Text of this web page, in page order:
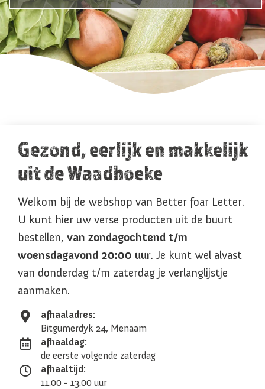
Gezond, eerlijk en makkelijk
uit de Waadhoeke
Welkom bij de webshop van Better foar Letter.
U kunt hier uw verse producten uit de buurt
bestellen, van zondagochtend t/m
woensdagavond 20:00 uur. Je kunt wel alvast
van donderdag t/m zaterdag je verlanglijstje
aanmaken.
afhaaladres:
Bitgumerdyk 24, Menaam
afhaaldag:
de eerste volgende zaterdag
afhaaltijd:
11.00 - 13.00 uur